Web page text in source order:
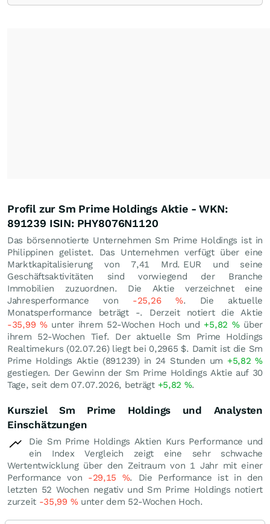
Profil zur Sm Prime Holdings Aktie - WKN:
891239 ISIN: PHY8076N1120
Das börsennotierte Unternehmen Sm Prime Holdings ist in
Philippinen gelistet. Das Unternehmen verfügt über eine
Marktkapitalisierung von 7,41 Mrd. EUR und seine
Geschäftsaktivitäten sind vorwiegend der Branche
Immobilien zuzuordnen. Die Aktie verzeichnet eine
Jahresperformance von -25,26 %. Die aktuelle
Monatsperformance beträgt -. Derzeit notiert die Aktie
-35,99 %unter ihrem 52-Wochen Hoch und +5,82 %über
ihrem 52-Wochen Tief. Der aktuelle Sm Prime Holdings
Realtimekurs (02.07.26) liegt bei 0,2965 $. Damit ist die Sm
Prime Holdings Aktie (891239) in 24 Stunden um +5,82%
gestiegen. Der Gewinn der Sm Prime Holdings Aktie auf 30
Tage, seit dem 07.07.2026, beträgt +5,82 %.
Kursziel Sm Prime Holdings und Analysten
Einschätzungen
Die Sm Prime Holdings Aktien Kurs Performance und
ein Index Vergleich zeigt eine sehr schwache
Wertentwicklung über den Zeitraum von 1 Jahr mit einer
Performance von -29,15 %. Die Performance ist in den
letzten 52 Wochen negativ und Sm Prime Holdings notiert
zurzeit -35,99 %unter dem 52-Wochen Hoch.